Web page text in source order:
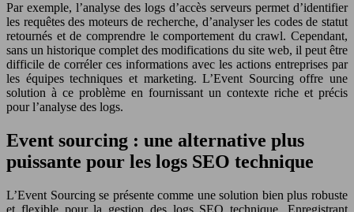
Par exemple, l’analyse des logs d’accès serveurs permet d’identifier
les requêtes des moteurs de recherche, d’analyser les codes de statut
retournés et de comprendre le comportement du crawl. Cependant,
sans un historique complet des modifications du site web, il peut être
difficile de corréler ces informations avec les actions entreprises par
les équipes techniques et marketing. L’Event Sourcing offre une
solution à ce problème en fournissant un contexte riche et précis
pour l’analyse des logs.
Event sourcing : une alternative plus
puissante pour les logs SEO technique
L’Event Sourcing se présente comme une solution bien plus robuste
et flexible pour la gestion des logs SEO technique. Enregistrant